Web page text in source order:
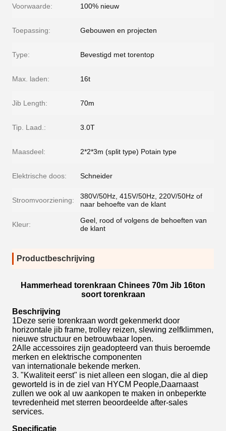
Voorwaarde: 100% nieuw
Toepassing: Gebouwen en projecten
Type: Bevestigd met torentop
Max. laden: 16t
Jib Length: 70m
Tip. Laad.: 3.0T
Maasdeel: 2*2*3m (split type) Potain type
Elektrische doos: Schneider
Stroomvoorziening:
380V/50Hz, 415V/50Hz, 220V/50Hz of
naar behoefte van de klant
Kleur:
Geel, rood of volgens de behoeften van
de klant
Productbeschrijving
Hammerhead torenkraan Chinees 70m Jib 16ton
soort torenkraan
Beschrijving
1Deze serie torenkraan wordt gekenmerkt door
horizontale jib frame, trolley reizen, slewing zelfklimmen,
nieuwe structuur en betrouwbaar lopen.
2Alle accessoires zijn geadopteerd van thuis beroemde
merken en elektrische componenten
van internationale bekende merken.
3. "Kwaliteit eerst" is niet alleen een slogan, die al diep
geworteld is in de ziel van HYCM People,Daarnaast
zullen we ook al uw aankopen te maken in onbeperkte
tevredenheid met sterren beoordeelde after-sales
services.
Specificatie